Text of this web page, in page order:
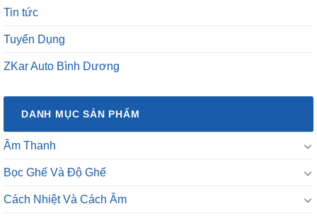
Tin tức
Tuyển Dụng
ZKar Auto Bình Dương
DANH MỤC SẢN PHẨM
Âm Thanh
Bọc Ghế Và Độ Ghế
Cách Nhiệt Và Cách Âm